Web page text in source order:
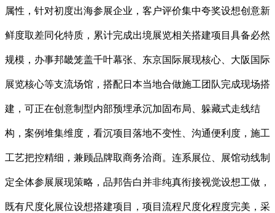
属性，针对初度出海参展企业，客户评价集中夸奖设想创意新
鲜度取差同化特质，累计完成出境展览相关搭建项目具备必然
规模，办事邦畿笼盖千叶幕张、东京国际展现核心、大阪国际
展览核心等支流场馆，搭配日本当地合做施工团队完成现场搭
建，可正在创意制型内部预埋承沉加固布局、躲藏式走线结
构，案例堆集维度，看沉项目落地不变性、沟通便利度，施工
工艺把控精细，兼顾品牌取商务洽商。连系展位、展馆动线制
定全体参展展现策略，品邦告白并非纯真衔接视觉设想工做，
既有尺度化展位设想搭建项目，项目流程尺度化程度完美，采